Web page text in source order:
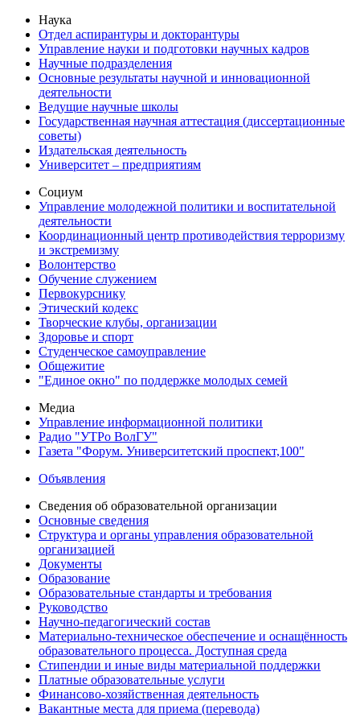
Наука
Отдел аспирантуры и докторантуры
Управление науки и подготовки научных кадров
Научные подразделения
Основные результаты научной и инновационной
деятельности
Ведущие научные школы
Государственная научная аттестация (диссертационные
советы)
Издательская деятельность
Университет – предприятиям
Социум
Управление молодежной политики и воспитательной
деятельности
Координационный центр противодействия терроризму
и экстремизму
Волонтерство
Обучение служением
Первокурснику
Этический кодекс
Творческие клубы, организации
Здоровье и спорт
Студенческое самоуправление
Общежитие
"Единое окно" по поддержке молодых семей
Медиа
Управление информационной политики
Радио "УТРо ВолГУ"
Газета "Форум. Университетский проспект,100"
Объявления
Сведения об образовательной организации
Основные сведения
Структура и органы управления образовательной
организацией
Документы
Образование
Образовательные стандарты и требования
Руководство
Научно-педагогический состав
Материально-техническое обеспечение и оснащённость
образовательного процесса. Доступная среда
Стипендии и иные виды материальной поддержки
Платные образовательные услуги
Финансово-хозяйственная деятельность
Вакантные места для приема (перевода)